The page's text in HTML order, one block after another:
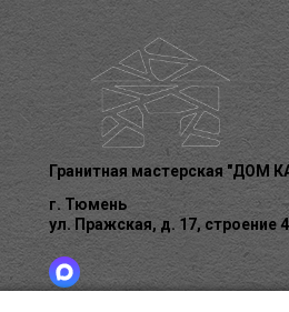
Гранитная мастерская "ДОМ
г. Тюмень
ул. Пражская, д. 17, строение 4